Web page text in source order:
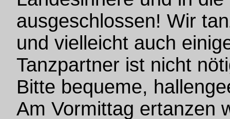
ausgeschlossen! Wir
und vielleicht auch
Tanzpartner ist nicht
Bitte bequeme,
Am Vormittag ertanzen